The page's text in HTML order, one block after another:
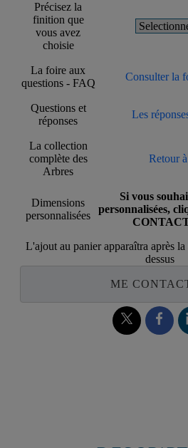
Précisez la
finition que
vous avez
choisie
La foire aux
questions - FAQ
Consulter la
Questions et
réponses
Les
La collection
complète des
Arbres
Retour
Dimensions
personnalisées
Si vous
personnalisées,
L'ajout au panier apparaîtra après
dessus
ME